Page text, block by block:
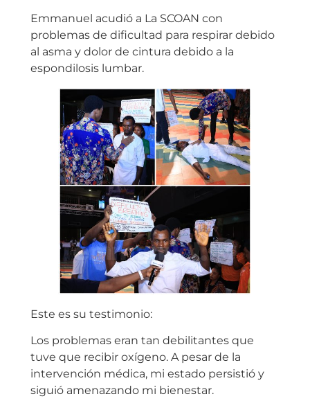
Emmanuel acudió a La SCOAN con
problemas de dificultad para respirar debido
al asma y dolor de cintura debido a la
espondilosis lumbar.
Este es su testimonio:
Los problemas eran tan debilitantes que
tuve que recibir oxígeno. A pesar de la
intervención médica, mi estado persistió y
siguió amenazando mi bienestar.